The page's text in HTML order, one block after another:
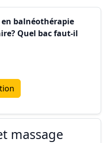
en balnéothérapie
Quel bac faut-il
massage